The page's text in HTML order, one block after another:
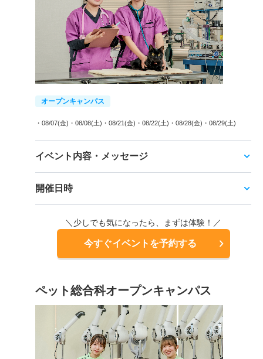
オープンキャンパス
・08/07(金) ・08/08(土) ・08/21(金) ・08/22(土) ・08/28(金) ・08/29(土)
イベント内容・メッセージ
開催日時
＼少しでも気になったら、まずは体験！／
今すぐイベントを予約する
ペット総合科オープンキャンパス